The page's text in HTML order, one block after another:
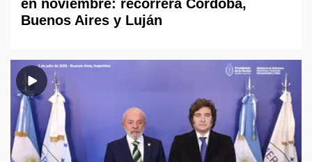
en noviembre: recorrerá Córdoba,
Buenos Aires y Luján